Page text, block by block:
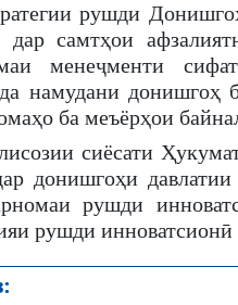
рушди
дар самтҳои
менеҷменти
намудани донишгоҳ
ба меъёрҳои
сиёсати
донишгоҳи
рушди
рушди